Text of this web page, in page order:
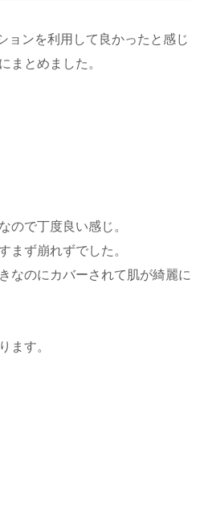
ョンを利用して良かったと感じ
まとめました。
なので丁度良い感じ。
まず崩れずでした。
なのにカバーされて肌が綺麗に
ます。